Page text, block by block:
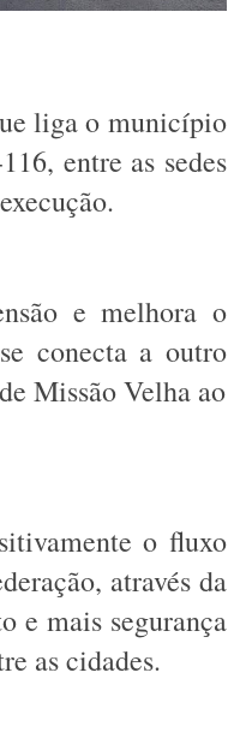
liga o município
entre as sedes
e melhora o
conecta a outro
Missão Velha ao
o fluxo
através da
e mais segurança
as cidades.